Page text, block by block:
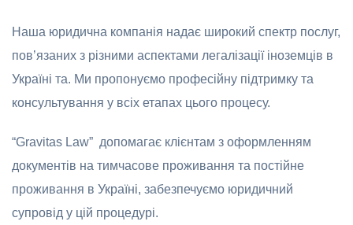
Наша юридична компанія надає широкий спектр послуг,
пов’язаних з різними аспектами легалізації іноземців в
Україні та. Ми пропонуємо професійну підтримку та
консультування у всіх етапах цього процесу.
“Gravitas Law” допомагає клієнтам з оформленням
документів на тимчасове проживання та постійне
проживання в Україні, забезпечуємо юридичний
супровід у цій процедурі.